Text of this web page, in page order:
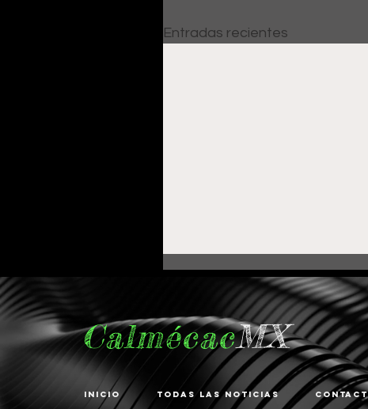
Entradas recientes
CalmécacMX
Inicio Todas las noticias Contact